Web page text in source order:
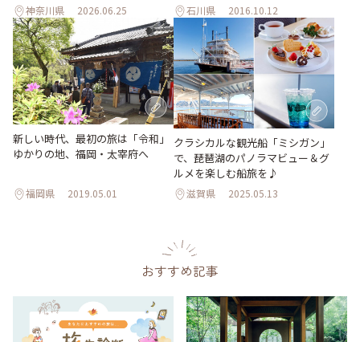
神奈川県 2026.06.25 石川県 2016.10.12
新しい時代、最初の旅は「令和」
ゆかりの地、福岡・太宰府へ
福岡県 2019.05.01
クラシカルな観光船「ミシガン」
で、琵琶湖のパノラマビュー＆グ
ルメを楽しむ船旅を♪
滋賀県 2025.05.13
おすすめ記事